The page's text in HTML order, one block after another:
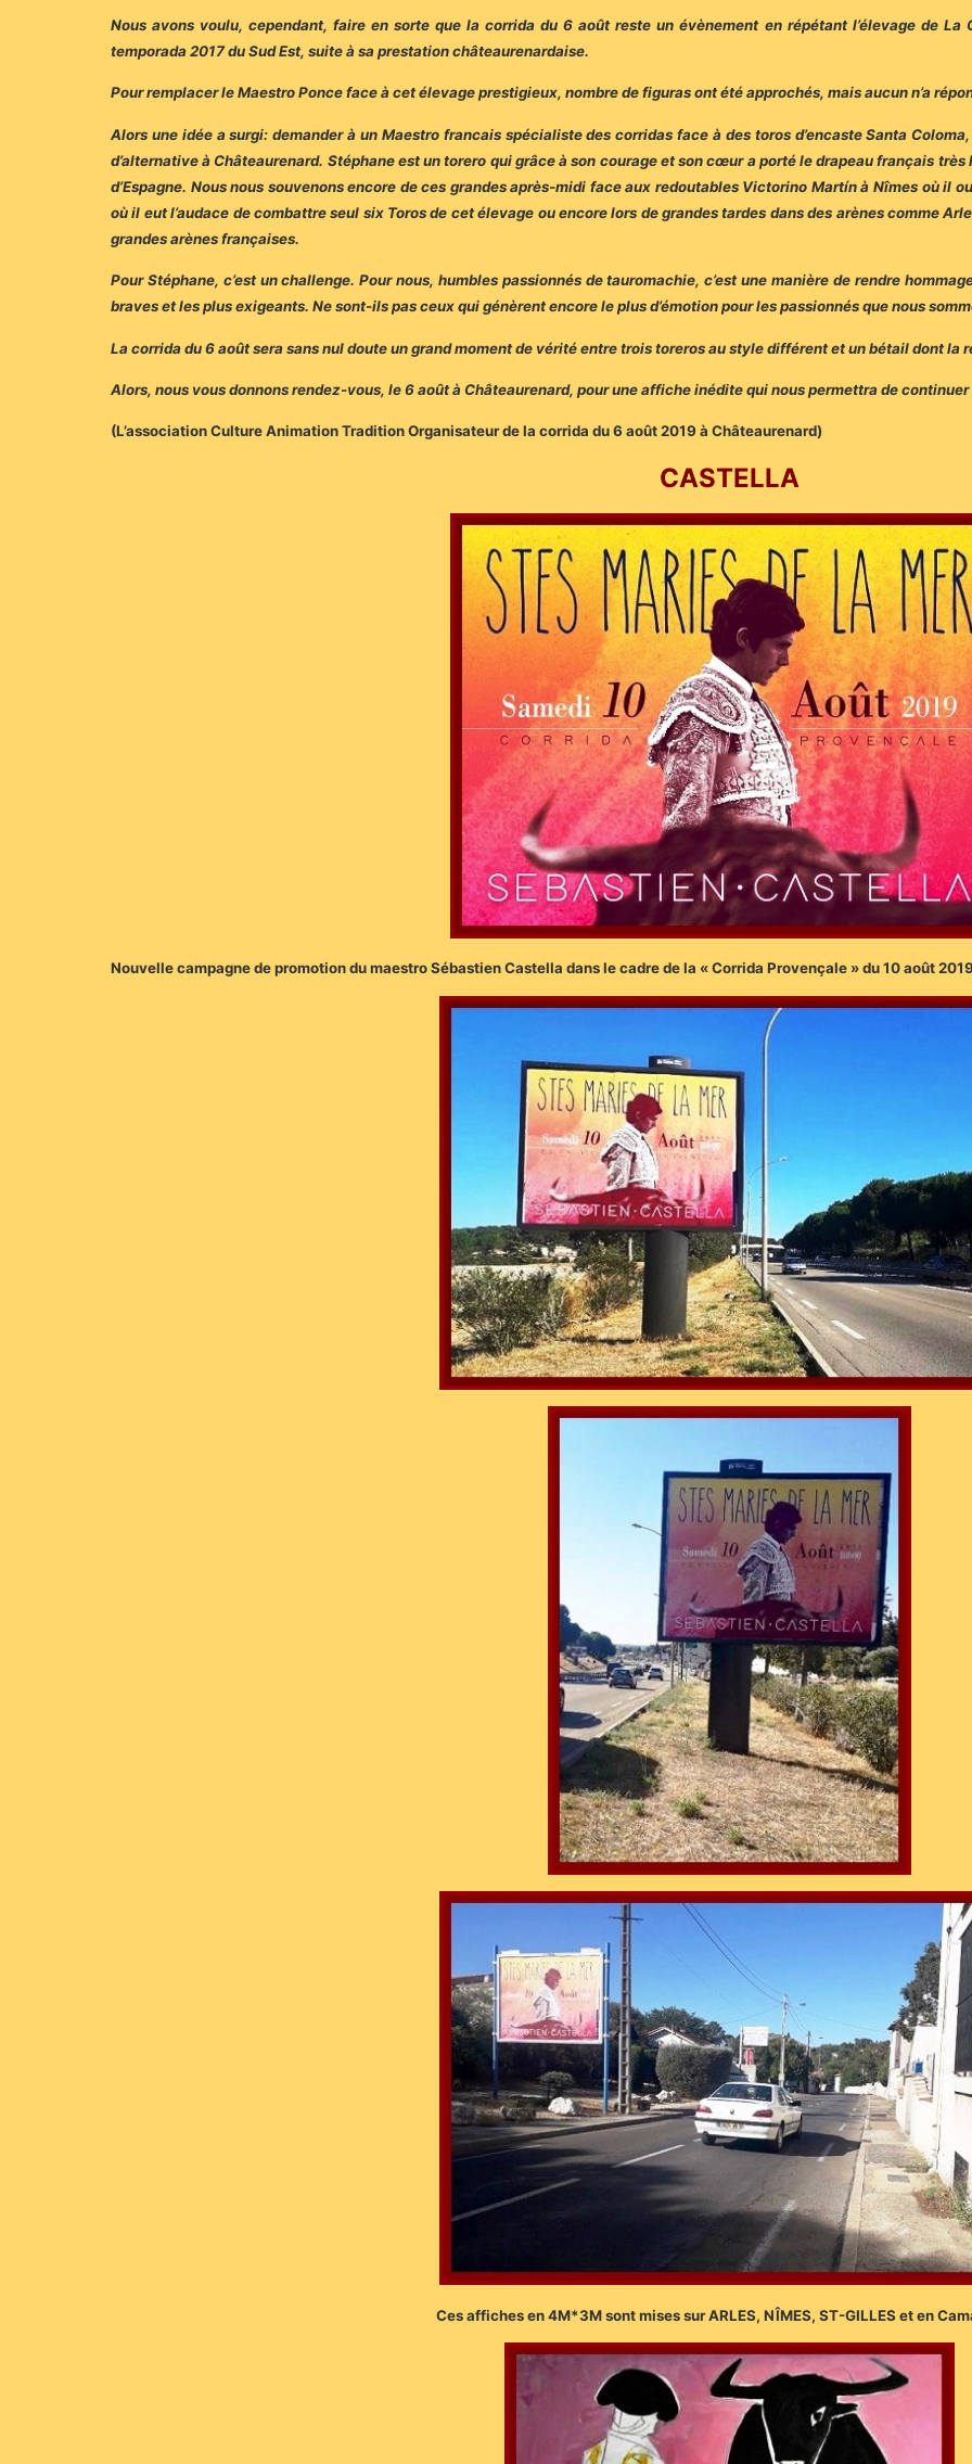
Nous avons voulu, cependant, faire en sorte que la corrida du 6 août reste un évènement en répétant l’élevage de
temporada 2017 du Sud Est, suite à sa prestation châteaurenardaise.
Pour remplacer le Maestro Ponce face à cet élevage prestigieux, nombre de figuras ont été approchés, mais aucun n’a
Alors une idée a surgi: demander à un Maestro francais spécialiste des corridas face à des toros d’encaste Santa
d’alternative à Châteaurenard. Stéphane est un torero qui grâce à son courage et son cœur a porté le drapeau français
d’Espagne. Nous nous souvenons encore de ces grandes après-midi face aux redoutables Victorino Martín à Nîmes où il
où il eut l’audace de combattre seul six Toros de cet élevage ou encore lors de grandes tardes dans des arènes comme
grandes arènes françaises.
Pour Stéphane, c’est un challenge. Pour nous, humbles passionnés de tauromachie, c’est une manière de rendre
braves et les plus exigeants. Ne sont-ils pas ceux qui génèrent encore le plus d’émotion pour les passionnés que nous
La corrida du 6 août sera sans nul doute un grand moment de vérité entre trois toreros au style différent et un bétail dont la
Alors, nous vous donnons rendez-vous, le 6 août à Châteaurenard, pour une affiche inédite qui nous permettra de
(L’association Culture Animation Tradition Organisateur de la corrida du 6 août 2019 à Châteaurenard)
CASTELLA
Nouvelle campagne de promotion du maestro Sébastien Castella dans le cadre de la « Corrida Provençale » du 10 août
Ces affiches en 4M*3M sont mises sur ARLES, NÎMES, ST-GILLES et en